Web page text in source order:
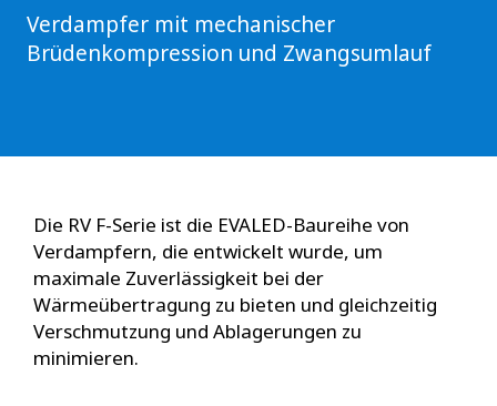
Verdampfer mit mechanischer
Brüdenkompression und Zwangsumlauf
Die RV F-Serie ist die EVALED-Baureihe von
Verdampfern, die entwickelt wurde, um
maximale Zuverlässigkeit bei der
Wärmeübertragung zu bieten und gleichzeitig
Verschmutzung und Ablagerungen zu
minimieren.